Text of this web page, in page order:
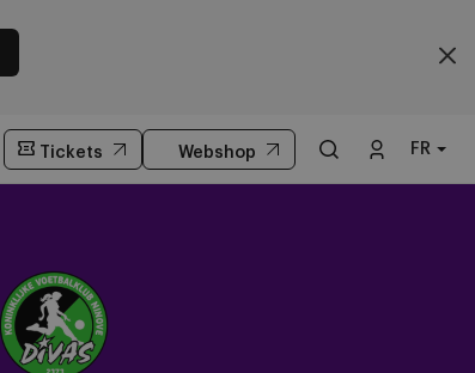
Tickets Webshop FR
Crest
Dark